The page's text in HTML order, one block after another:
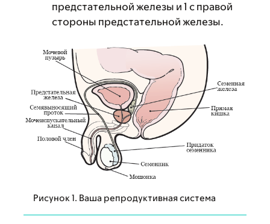
предстательной железы и 1 с правой
стороны предстательной железы.
Рисунок 1. Ваша репродуктивная система